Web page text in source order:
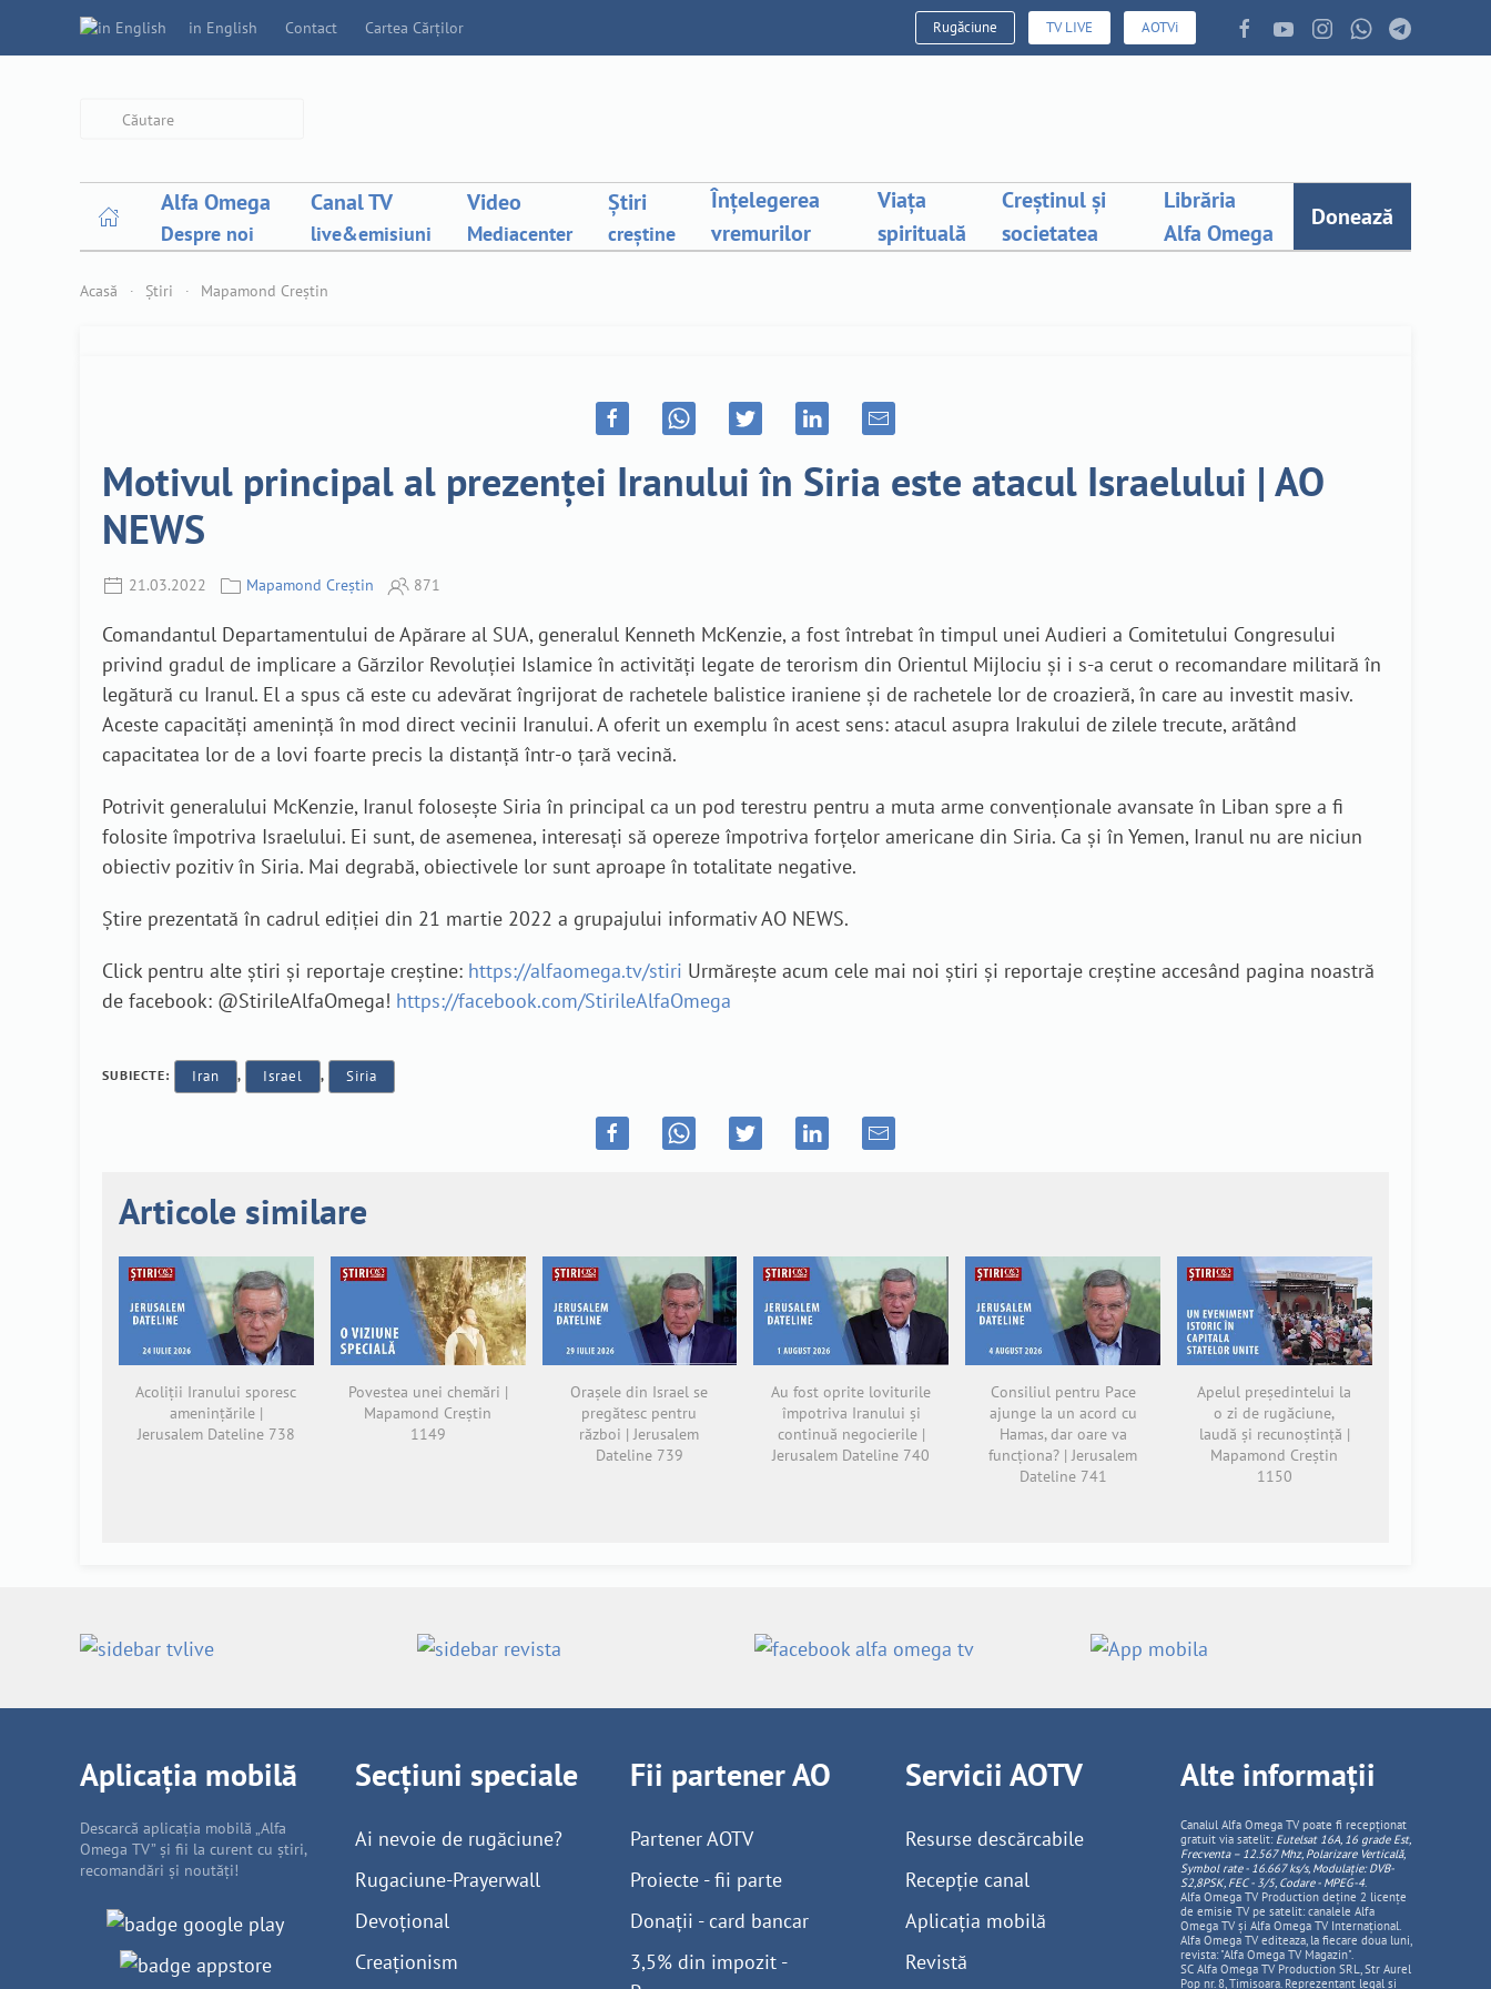
in English Contact Cartea Cărților Rugăciune TV LIVE AOTVi
Alfa Omega
Despre noi
Canal TV
live&emisiuni
Video
Mediacenter
Știri
creștine
Înțelegerea
vremurilor
Viața
spirituală
Creștinul și
societatea
Librăria
Alfa Omega
Donează
Acasă Știri Mapamond Creștin
Motivul principal al prezenței Iranului în Siria este atacul Israelului | AO
NEWS
21.03.2022 Mapamond Creștin 871
Comandantul Departamentului de Apărare al SUA, generalul Kenneth McKenzie, a fost întrebat în timpul unei Audieri a Comitetului Congresului
privind gradul de implicare a Gărzilor Revoluției Islamice în activități legate de terorism din Orientul Mijlociu și i s-a cerut o recomandare militară în
legătură cu Iranul. El a spus că este cu adevărat îngrijorat de rachetele balistice iraniene și de rachetele lor de croazieră, în care au investit masiv.
Aceste capacități amenință în mod direct vecinii Iranului. A oferit un exemplu în acest sens: atacul asupra Irakului de zilele trecute, arătând
capacitatea lor de a lovi foarte precis la distanță într-o țară vecină.
Potrivit generalului McKenzie, Iranul folosește Siria în principal ca un pod terestru pentru a muta arme convenționale avansate în Liban spre a fi
folosite împotriva Israelului. Ei sunt, de asemenea, interesați să opereze împotriva forțelor americane din Siria. Ca și în Yemen, Iranul nu are niciun
obiectiv pozitiv în Siria. Mai degrabă, obiectivele lor sunt aproape în totalitate negative.
Știre prezentată în cadrul ediției din 21 martie 2022 a grupajului informativ AO NEWS.
Click pentru alte știri și reportaje creștine: https://alfaomega.tv/stiri Urmărește acum cele mai noi știri și reportaje creștine accesând pagina noastră
de facebook: @StirileAlfaOmega! https://facebook.com/StirileAlfaOmega
SUBIECTE: Iran , Israel , Siria
Articole similare
Acoliții Iranului sporesc
amenințările |
Jerusalem Dateline 738
Povestea unei chemări |
Mapamond Creștin
1149
Orașele din Israel se
pregătesc pentru
război | Jerusalem
Dateline 739
Au fost oprite loviturile
împotriva Iranului și
continuă negocierile |
Jerusalem Dateline 740
Consiliul pentru Pace
ajunge la un acord cu
Hamas, dar oare va
funcționa? | Jerusalem
Dateline 741
Apelul președintelui la
o zi de rugăciune,
laudă și recunoștință |
Mapamond Creștin
1150
Aplicația mobilă
Descarcă aplicația mobilă „Alfa
Omega TV” și fii la curent cu știri,
recomandări și noutăți!
Secțiuni speciale
Ai nevoie de rugăciune?
Rugaciune-Prayerwall
Devoțional
Creaționism
Fii partener AO
Partener AOTV
Proiecte - fii parte
Donații - card bancar
3,5% din impozit -
Servicii AOTV
Resurse descărcabile
Recepție canal
Aplicația mobilă
Revistă
Alte informații
Canalul Alfa Omega TV poate fi recepționat
gratuit via satelit: Eutelsat 16A, 16 grade Est,
Frecventa – 12.567 Mhz, PolarizareVerticală,
Symbol rate - 16.667 ks/s, Modulație: DVB-
S2,8PSK, FEC - 3/5, Codare - MPEG-4.
Alfa Omega TV Production deține 2 licențe
de emisie TV pe satelit: canalele Alfa
Omega TV și Alfa Omega TV Internațional.
Alfa Omega TV editeaza, la fiecare doua luni,
revista: "Alfa Omega TV Magazin".
SC Alfa Omega TV Production SRL, Str Aurel
Pop nr. 8, Timisoara. Reprezentant legal și